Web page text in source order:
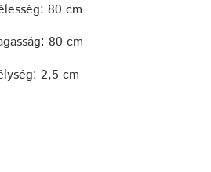
80 cm
80 cm
2,5 cm